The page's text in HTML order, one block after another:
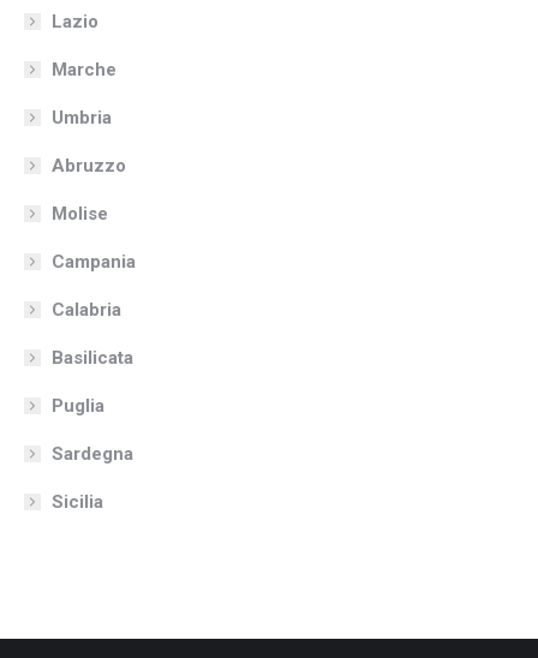
Lazio
Marche
Umbria
Abruzzo
Molise
Campania
Calabria
Basilicata
Puglia
Sardegna
Sicilia